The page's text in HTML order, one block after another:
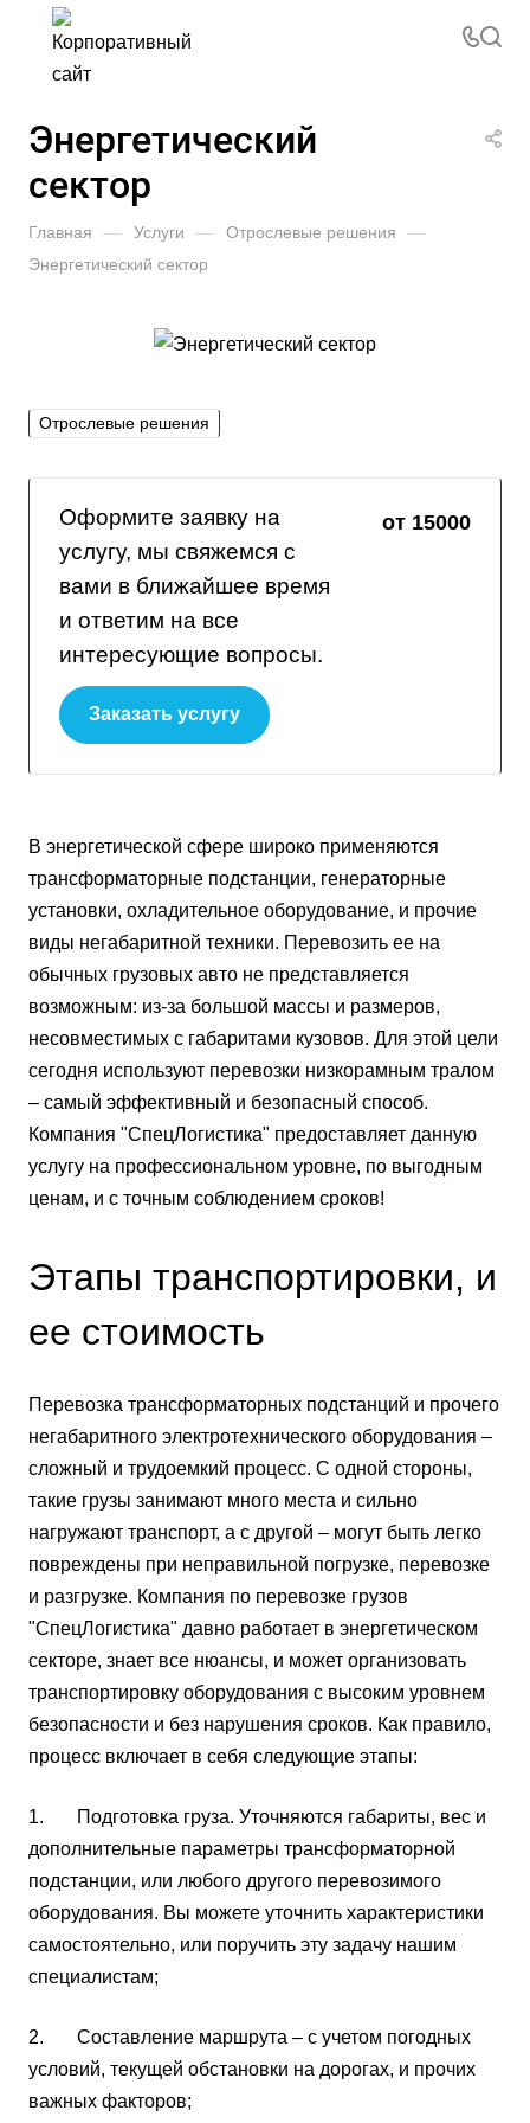
Энергетический
сектор
Главная — Услуги — Отрослевые решения —
Энергетический сектор
Отрослевые решения
Оформите заявку на
услугу, мы свяжемся с
вами в ближайшее время
и ответим на все
интересующие вопросы.
от 15000
Заказать услугу
В энергетической сфере широко применяются
трансформаторные подстанции, генераторные
установки, охладительное оборудование, и прочие
виды негабаритной техники. Перевозить ее на
обычных грузовых авто не представляется
возможным: из-за большой массы и размеров,
несовместимых с габаритами кузовов. Для этой цели
сегодня используют перевозки низкорамным тралом
– самый эффективный и безопасный способ.
Компания "СпецЛогистика" предоставляет данную
услугу на профессиональном уровне, по выгодным
ценам, и с точным соблюдением сроков!
Этапы транспортировки, и
ее стоимость
Перевозка трансформаторных подстанций и прочего
негабаритного электротехнического оборудования –
сложный и трудоемкий процесс. С одной стороны,
такие грузы занимают много места и сильно
нагружают транспорт, а с другой – могут быть легко
повреждены при неправильной погрузке, перевозке
и разгрузке. Компания по перевозке грузов
"СпецЛогистика" давно работает в энергетическом
секторе, знает все нюансы, и может организовать
транспортировку оборудования с высоким уровнем
безопасности и без нарушения сроков. Как правило,
процесс включает в себя следующие этапы:
1. Подготовка груза. Уточняются габариты, вес и
дополнительные параметры трансформаторной
подстанции, или любого другого перевозимого
оборудования. Вы можете уточнить характеристики
самостоятельно, или поручить эту задачу нашим
специалистам;
2. Составление маршрута – с учетом погодных
условий, текущей обстановки на дорогах, и прочих
важных факторов;